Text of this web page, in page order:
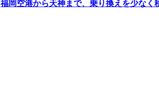
福岡空港から天神まで、乗り換えを少なく